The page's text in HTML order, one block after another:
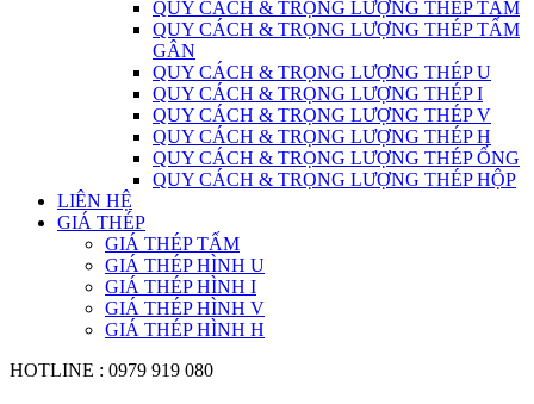
QUY CÁCH & TRỌNG LƯỢNG THÉP TẤM
QUY CÁCH & TRỌNG LƯỢNG THÉP TẤM
GÂN
QUY CÁCH & TRỌNG LƯỢNG THÉP U
QUY CÁCH & TRỌNG LƯỢNG THÉP I
QUY CÁCH & TRỌNG LƯỢNG THÉP V
QUY CÁCH & TRỌNG LƯỢNG THÉP H
QUY CÁCH & TRỌNG LƯỢNG THÉP ỐNG
QUY CÁCH & TRỌNG LƯỢNG THÉP HỘP
LIÊN HỆ
GIÁ THÉP
GIÁ THÉP TẤM
GIÁ THÉP HÌNH U
GIÁ THÉP HÌNH I
GIÁ THÉP HÌNH V
GIÁ THÉP HÌNH H
HOTLINE : 0979 919 080